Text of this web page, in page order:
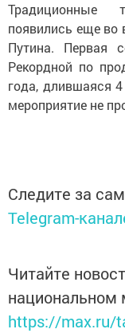
Традиционные
появились еще во
Путина. Первая
Рекордной по
года, длившаяся
мероприятие не
Следите за
Telegram-
Читайте
https://max.ru/